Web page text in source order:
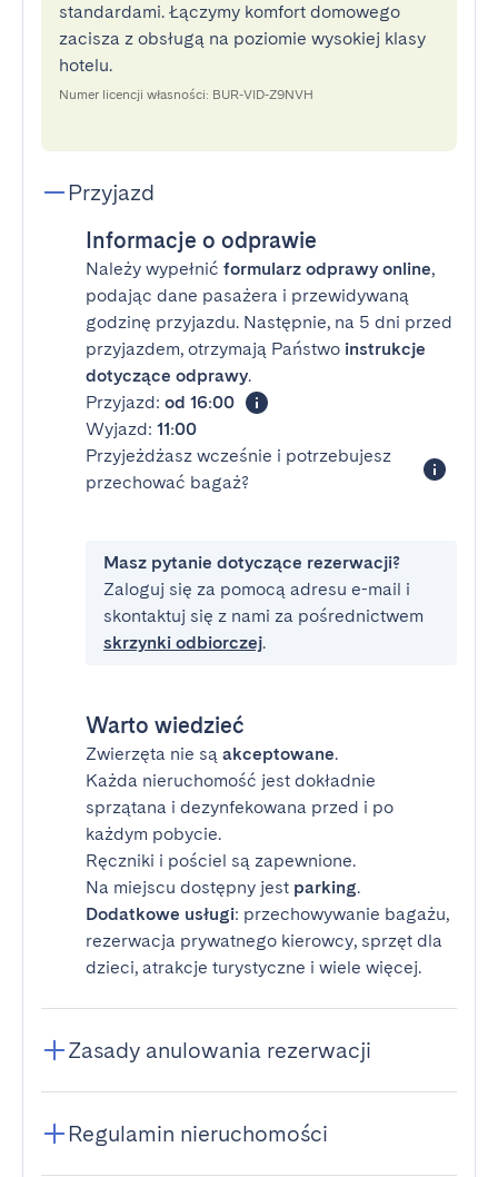
standardami. Łączymy komfort domowego
zacisza z obsługą na poziomie wysokiej klasy
hotelu.
Numer licencji własności: BUR-VID-Z9NVH
Przyjazd
Informacje o odprawie
Należy wypełnić formularz odprawy online,
podając dane pasażera i przewidywaną
godzinę przyjazdu. Następnie, na 5 dni przed
przyjazdem, otrzymają Państwo instrukcje
dotyczące odprawy.
Przyjazd: od 16:00
Wyjazd: 11:00
Przyjeżdżasz wcześnie i potrzebujesz
przechować bagaż?
Masz pytanie dotyczące rezerwacji?
Zaloguj się za pomocą adresu e-mail i
skontaktuj się z nami za pośrednictwem
skrzynki odbiorczej.
Warto wiedzieć
Zwierzęta nie są akceptowane.
Każda nieruchomość jest dokładnie
sprzątana i dezynfekowana przed i po
każdym pobycie.
Ręczniki i pościel są zapewnione.
Na miejscu dostępny jest parking.
Dodatkowe usługi: przechowywanie bagażu,
rezerwacja prywatnego kierowcy, sprzęt dla
dzieci, atrakcje turystyczne i wiele więcej.
Zasady anulowania rezerwacji
Regulamin nieruchomości